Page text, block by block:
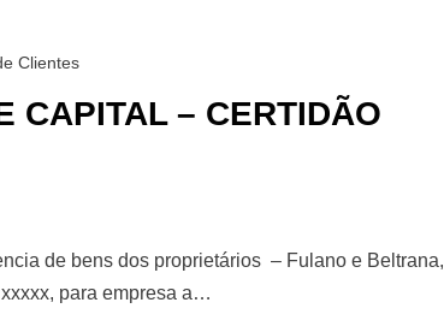
Clientes
CAPITAL – CERTIDÃO
de bens dos proprietários – Fulano e Beltrana,
para empresa a…